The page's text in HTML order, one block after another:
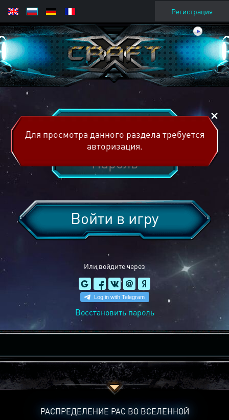
Регистрация
Или войдите через
Войти в игру
Восстановить пароль
Для просмотра данного раздела требуется
авторизация.
РАСПРЕДЕЛЕНИЕ РАС ВО ВСЕЛЕННОЙ